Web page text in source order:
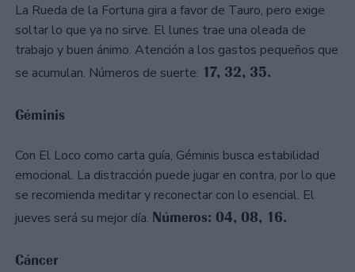
La Rueda de la Fortuna gira a favor de Tauro, pero exige
soltar lo que ya no sirve. El lunes trae una oleada de
trabajo y buen ánimo. Atención a los gastos pequeños que
se acumulan. Números de suerte: 17, 32, 35.
Géminis
Con El Loco como carta guía, Géminis busca estabilidad
emocional. La distracción puede jugar en contra, por lo que
se recomienda meditar y reconectar con lo esencial. El
jueves será su mejor día. Números: 04, 08, 16.
Cáncer